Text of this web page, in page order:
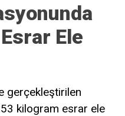
Ele
gerçekleştirilen
kilogram esrar ele